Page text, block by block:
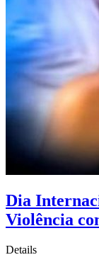
Dia
Violência
Details